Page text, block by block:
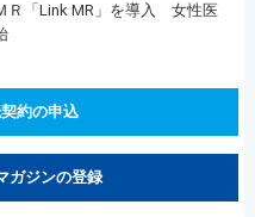
Ｒ「Link MR」を導入 女性医
約の申込
ガジンの登録